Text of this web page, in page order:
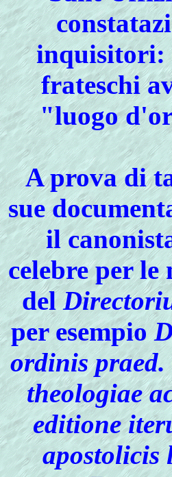
inquisitori:
frateschi
"luogo
A prova di
sue
il
celebre per le
del
per esempio
ordinis
theologiae
editione
apostolicis